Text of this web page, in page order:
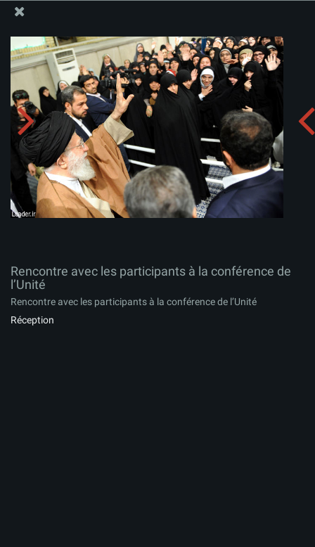
Rencontre avec les participants à la conférence de
l’Unité
Télécharger l'album:
Rencontre avec les participants à la conférence de
l’Unité
Rencontre avec les participants à la conférence de l’Unité
Réception